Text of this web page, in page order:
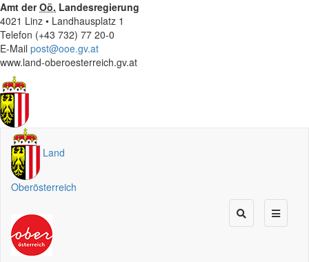
Amt derOö. Landesregierung
4021 Linz • Landhausplatz 1
Telefon (+43 732) 77 20-0
E-Mail post@ooe.gv.at
www.land-oberoesterreich.gv.at
Land
Oberösterreich